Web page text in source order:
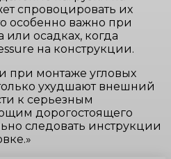
спровоцировать их
особенно важно при
или осадках, когда
на конструкции.
при монтаже угловых
ухудшают внешний
к серьезным
дорогостоящего
следовать инструкции